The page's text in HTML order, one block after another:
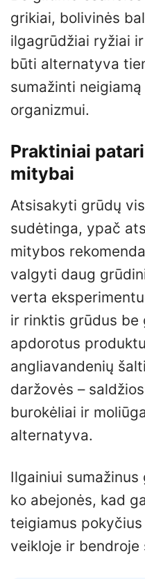
grikiai, bolivinės
ilgagrūdžiai ryžiai
būti alternatyva
sumažinti
organizmui.
Praktiniai
mitybai
Atsisakyti grūdų
sudėtinga, ypač
mitybos
valgyti daug
verta
ir rinktis grūdus be
apdorotus
angliavandenių
daržovės –
burokėliai ir
alternatyva.
Ilgainiui
ko abejonės, kad
teigiamus
veikloje ir bendroje